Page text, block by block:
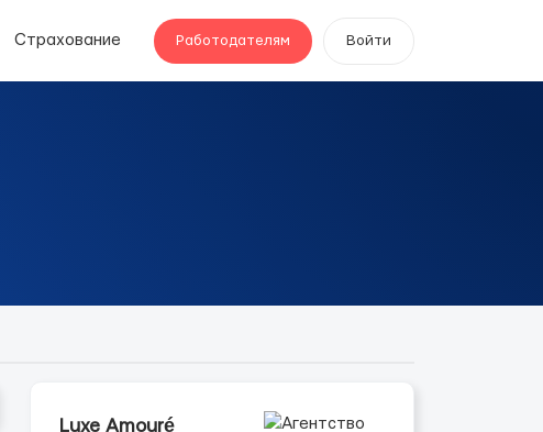
Страхование Работодателям Войти
Luxe Amouré